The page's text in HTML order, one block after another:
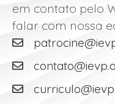
em contato pelo
falar com nossa